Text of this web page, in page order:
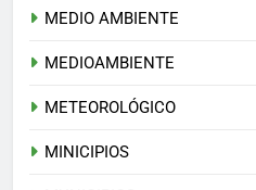
MEDIO AMBIENTE
MEDIOAMBIENTE
METEOROLÓGICO
MINICIPIOS